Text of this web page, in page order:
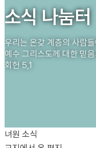
소식 나눔터
우리는 온갖 계층의 사람
예수 그리스도께 대한 믿
회헌 5,1
녀원 소식